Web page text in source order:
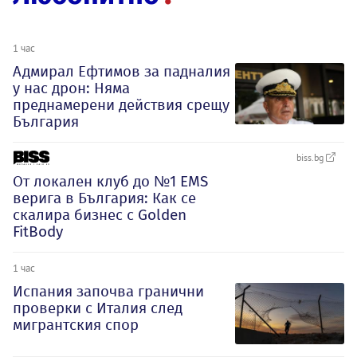
1 час
Адмирал Ефтимов за падналия
у нас дрон: Няма
преднамерени действия срещу
България
biss.bg
От локален клуб до №1 EMS
верига в България: Как се
скалира бизнес с Golden
FitBody
1 час
Испания започва гранични
проверки с Италия след
мигрантския спор